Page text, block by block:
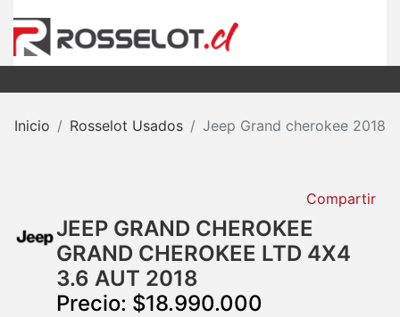
Inicio Rosselot Usados Jeep Grand cherokee 2018
Compartir
JEEP GRAND CHEROKEE
GRAND CHEROKEE LTD 4X4
3.6 AUT 2018
Precio: $18.990.000